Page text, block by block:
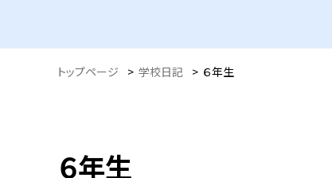
トップページ > 学校日記 > ６年生
６年生